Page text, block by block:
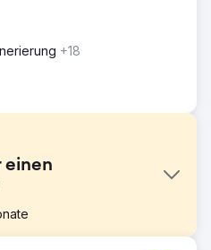
+18
einen